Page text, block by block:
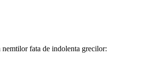
fata de indolenta grecilor: